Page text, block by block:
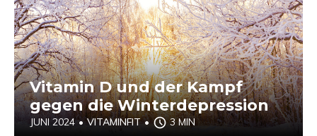
Vitamin D und der Kampf
gegen die Winterdepression
JUNI 2024 • VITAMINFIT • 3 MIN